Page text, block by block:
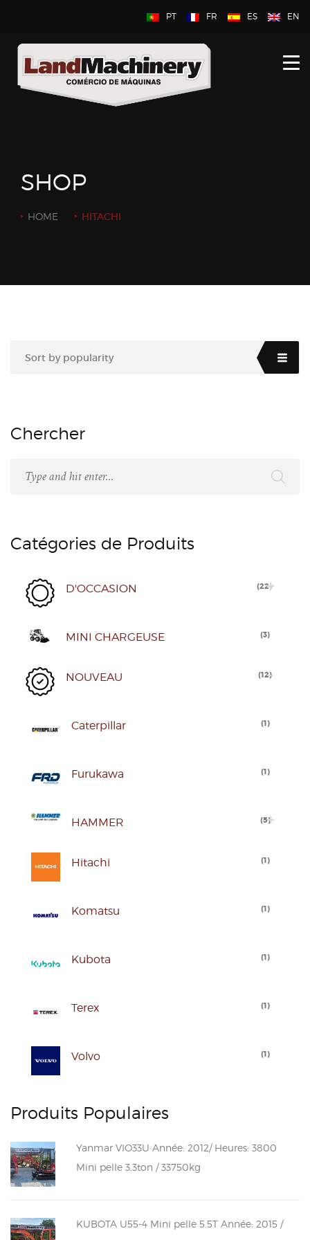
PT FR ES EN
HOME
À PROPOS DE NOUS
SHOP
HOME HITACHI
Sort by popularity
Chercher
Catégories de Produits
D'OCCASION (22)
MINI CHARGEUSE (3)
NOUVEAU (12)
Caterpillar (1)
Furukawa (1)
HAMMER (5)
Hitachi (1)
Komatsu (1)
Kubota (1)
Terex (1)
Volvo (1)
Produits Populaires
Yanmar VIO33U Année: 2012/ Heures: 3800
Mini pelle 3.3ton / 33750kg
KUBOTA U55-4 Mini pelle 5.5T Année: 2015 /